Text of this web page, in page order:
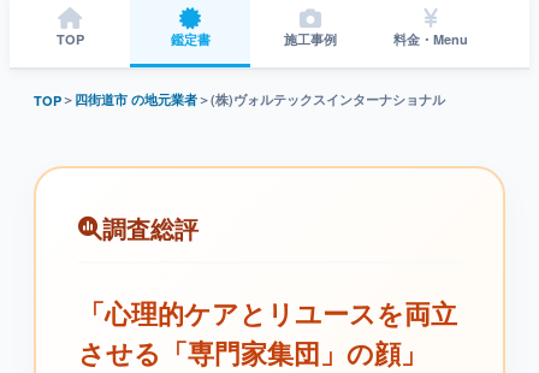
TOP 鑑定書 施工事例 料金・Menu
TOP＞ 四街道市 の地元業者＞(株)ヴォルテックスインターナショナル
調査総評
「心理的ケアとリユースを両立
させる「専門家集団」の顔」